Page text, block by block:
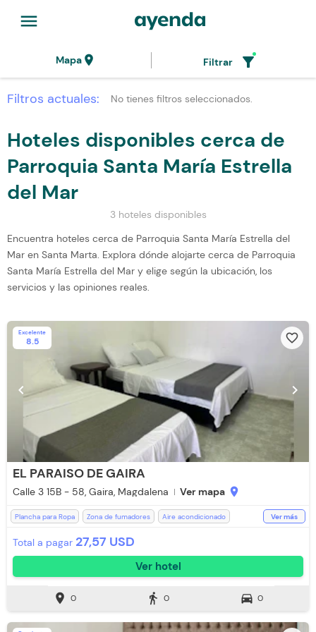
menu
Mapalocation_on Filtrar filter_alt
Filtros actuales: No tienes filtros seleccionados.
Hoteles disponibles cerca de
Parroquia Santa María Estrella
del Mar
3 hoteles disponibles
Encuentra hoteles cerca de Parroquia Santa María Estrella del
Mar en Santa Marta. Explora dónde alojarte cerca de Parroquia
Santa María Estrella del Mar y elige según la ubicación, los
servicios y las opiniones reales.
Excelente
8.5 favorite_border
chevron_left chevron_right
EL PARAISO DE GAIRA
Calle 3 15B - 58, Gaira, Magdalena Ver mapa location_on
Plancha para Ropa Zona de fumadores
Aire acondicionado
Ver más
Total a pagar 27,57 USD
Ver hotel
location_on 0 directions_walk 0 directions_car 0